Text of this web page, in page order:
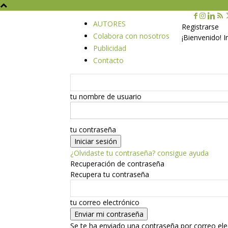
AUTORES
Colabora con nosotros
Publicidad
Contacto
Registrarse
¡Bienvenido!
tu nombre de usuario
tu contraseña
¿Olvidaste tu contraseña? consigue ayuda
Recuperación de contraseña
Recupera tu contraseña
tu correo electrónico
Se te ha enviado una contraseña por correo